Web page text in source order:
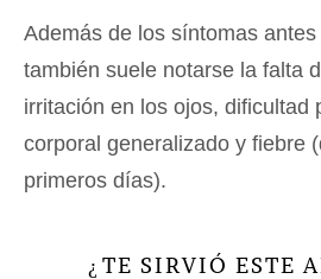
Además de los síntomas
también suele notarse la falta
irritación en los ojos, dificultad
corporal generalizado y fiebre
primeros días).
¿ TE SIRVIÓ ESTE